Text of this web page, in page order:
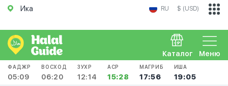
Ика RU $ (USD)
Меню
Каталог
ФАДЖР
05:09
ВОСХОД
06:20
ЗУХР
12:14
АСР
15:28
МАГРИБ
17:56
ИША
19:05